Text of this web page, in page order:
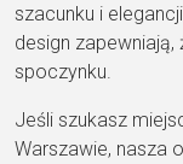
szacunku i
design zapewniają,
spoczynku.
Jeśli szukasz
Warszawie, nasza